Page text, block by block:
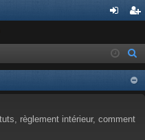
ne
xi
on
cri
pti
on
règlement intérieur, comment